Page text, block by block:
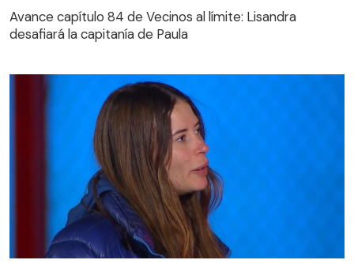
desafiará la capitanía de Paula
Avance capítulo 84 de Vecinos al límite: Lisandra
desafiará la capitanía de Paula